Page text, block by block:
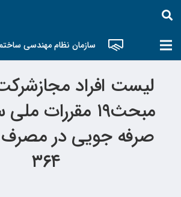
سازمان نظام مهندسی
لیست افراد
مبحث١٩ مقررات
صرفه جویی در مصرف
۳۶۴